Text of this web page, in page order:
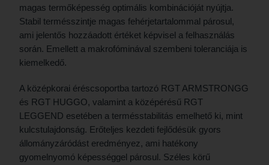
magas termőképesség optimális kombinációját nyújtja.
Stabil termésszintje magas fehérjetartalommal párosul,
ami jelentős hozzáadott értéket képvisel a felhasználás
során. Emellett a makrofóminával szembeni toleranciája is
kiemelkedő.
A középkorai éréscsoportba tartozó RGT ARMSTRONGG
és RGT HUGGO, valamint a középérésű RGT
LEGGEND esetében a termésstabilitás emelhető ki, mint
kulcstulajdonság. Erőteljes kezdeti fejlődésük gyors
állományzáródást eredményez, ami hatékony
gyomelnyomó képességgel párosul. Széles körű